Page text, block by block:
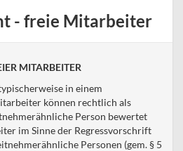
- freie Mitarbeiter
MITARBEITER
in einem
können rechtlich als
Person bewertet
im Sinne der Regressvorschrift
Personen (gem. § 5